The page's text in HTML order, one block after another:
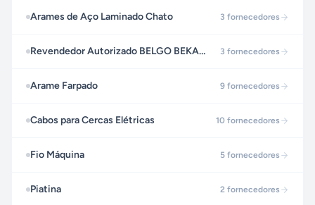
Arames de Aço Laminado Chato 3 fornecedores
Revendedor Autorizado BELGO BEKAERT ARAMES 3 fornecedores
Arame Farpado 9 fornecedores
Cabos para Cercas Elétricas 10 fornecedores
Fio Máquina 5 fornecedores
Piatina 2 fornecedores